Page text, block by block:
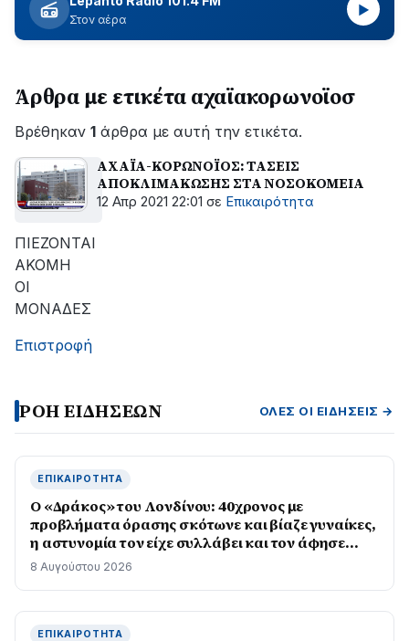
δύο
ώρες
εξέλιξη
οι
εργασίες
ΔΕΔΔΗΕ
για
την
της
βλάβης
Στον αέρα
▶
Άρθρα με ετικέτα αχαϊακορωνοϊοσ
Βρέθηκαν 1 άρθρα με αυτή την ετικέτα.
ΑΧΑΪΑ-ΚΟΡΩΝΟΪΟΣ: ΤΑΣΕΙΣ
ΑΠΟΚΛΙΜΑΚΩΣΗΣ ΣΤΑ ΝΟΣΟΚΟΜΕΙΑ
12 Απρ 2021 22:01 σε Επικαιρότητα
ΠΙΕΖΟΝΤΑΙ
ΑΚΟΜΗ
ΟΙ
ΜΟΝΑΔΕΣ
Επιστροφή
ΡΟΗ ΕΙΔΗΣΕΩΝ ΌΛΕΣ ΟΙ ΕΙΔΉΣΕΙΣ →
ΕΠΙΚΑΙΡΌΤΗΤΑ
Ο «Δράκος» του Λονδίνου: 40χρονος με
προβλήματα όρασης σκότωνε και βίαζε γυναίκες,
η αστυνομία τον είχε συλλάβει και τον άφησε
ελεύθερο
8 Αυγούστου 2026
ΕΠΙΚΑΙΡΌΤΗΤΑ